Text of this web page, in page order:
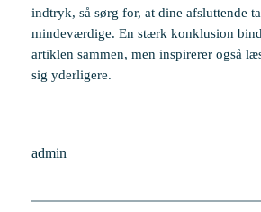
indtryk, så sørg for, at dine afsluttende
mindeværdige. En stærk konklusion
artiklen sammen, men inspirerer også
sig yderligere.
admin